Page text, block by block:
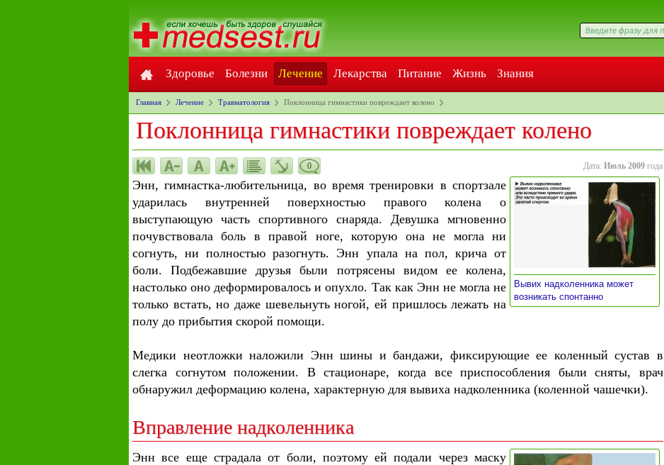
Здоровье Болезни Лечение Лекарства Питание Жизнь Знания
Главная Лечение Травматология Поклонница гимнастики повреждает колено
Поклонница гимнастики повреждает колено
0 Дата: Июль 2009 года
Вывих надколенника может
возникать спонтанно
Энн, гимнастка-любительница, во время тренировки в спортзале
ударилась внутренней поверхностью правого колена о
выступающую часть спортивного снаряда. Девушка мгновенно
почувствовала боль в правой ноге, которую она не могла ни
согнуть, ни полностью разогнуть. Энн упала на пол, крича от
боли. Подбежавшие друзья были потрясены видом ее колена,
настолько оно деформировалось и опухло. Так как Энн не могла не
только встать, но даже шевельнуть ногой, ей пришлось лежать на
полу до прибытия скорой помощи.
Медики неотложки наложили Энн шины и бандажи, фиксирующие ее коленный сустав в
слегка согнутом положении. В стационаре, когда все приспособления были сняты, врач
обнаружил деформацию колена, характерную для вывиха надколенника (коленной чашечки).
Вправление надколенника
Энн все еще страдала от боли, поэтому ей подали через маску